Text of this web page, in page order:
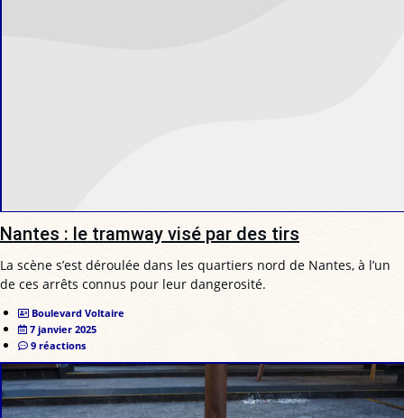
Nantes : le tramway visé par des tirs
La scène s’est déroulée dans les quartiers nord de Nantes, à l’un
de ces arrêts connus pour leur dangerosité.
Boulevard Voltaire
7 janvier 2025
9 réactions